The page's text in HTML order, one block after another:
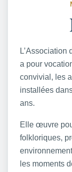
a pour
convivial, les
installées
ans.
Elle œuvre
folkloriques,
les moments